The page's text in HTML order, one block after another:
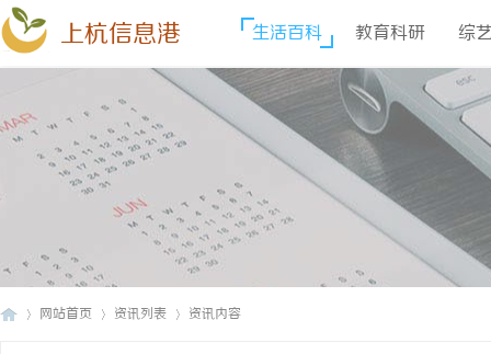
上杭信息港 生活百科 教育科研 综
网站首页 资讯列表 资讯内容